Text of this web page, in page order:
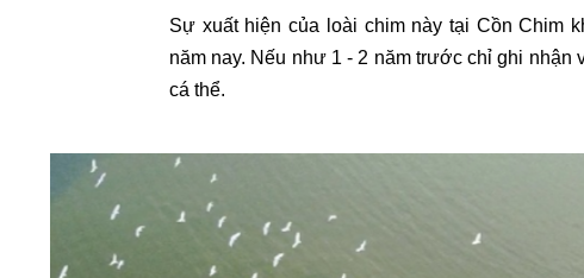
Sự xuất hiện của loài chim này tại Cồn Chim
năm nay. Nếu như 1 - 2 năm trước chỉ ghi nhận
cá thể.